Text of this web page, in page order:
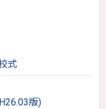
式
版)